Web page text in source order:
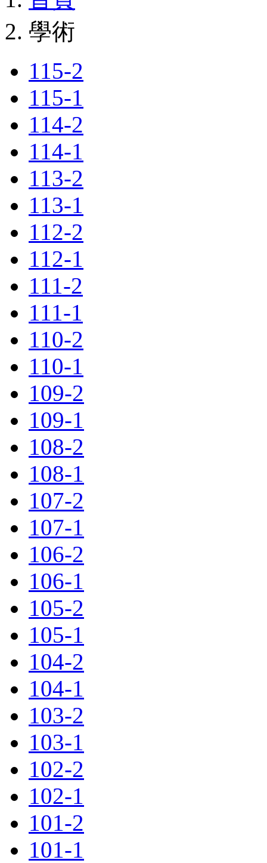
學術
115-2
115-1
114-2
114-1
113-2
113-1
112-2
112-1
111-2
111-1
110-2
110-1
109-2
109-1
108-2
108-1
107-2
107-1
106-2
106-1
105-2
105-1
104-2
104-1
103-2
103-1
102-2
102-1
101-2
101-1